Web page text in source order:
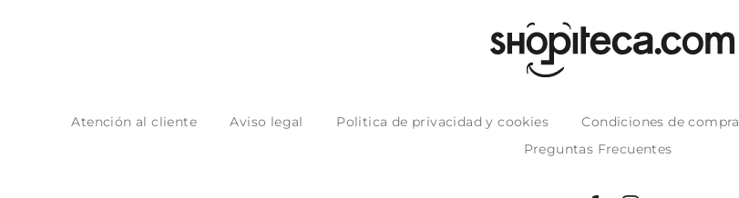
Atención al cliente Aviso legal Politica de privacidad y cookies Condiciones de compra
Preguntas Frecuentes